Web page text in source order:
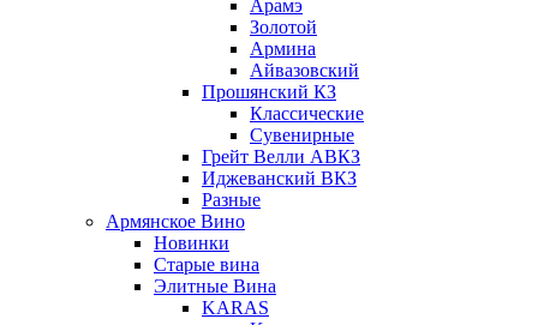
Арамэ
Золотой
Армина
Айвазовский
Прошянский КЗ
Классические
Сувенирные
Грейт Велли АВКЗ
Иджеванский ВКЗ
Разные
Армянское Вино
Новинки
Старые вина
Элитные Вина
KARAS